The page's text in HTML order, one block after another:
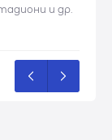
и др.